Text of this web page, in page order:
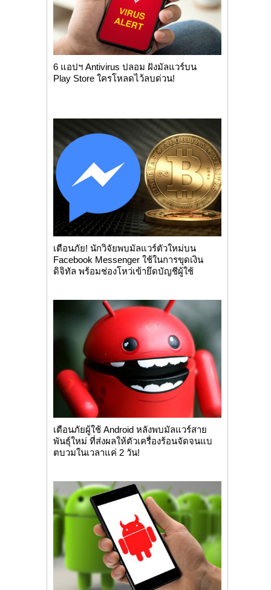
6 แอปฯ Antivirus ปลอม ฝังมัลแวร์บน
Play Store ใครโหลดไว้ลบด่วน!
เตือนภัย! นักวิจัยพบมัลแวร์ตัวใหม่บน
Facebook Messenger ใช้ในการขุดเงิน
ดิจิทัล พร้อมช่องโหว่เข้ายึดบัญชีผู้ใช้
เตือนภัยผู้ใช้ Android หลังพบมัลแวร์สาย
พันธุ์ใหม่ ที่ส่งผลให้ตัวเครื่องร้อนจัดจนแบ
ตบวมในเวลาแค่ 2 วัน!